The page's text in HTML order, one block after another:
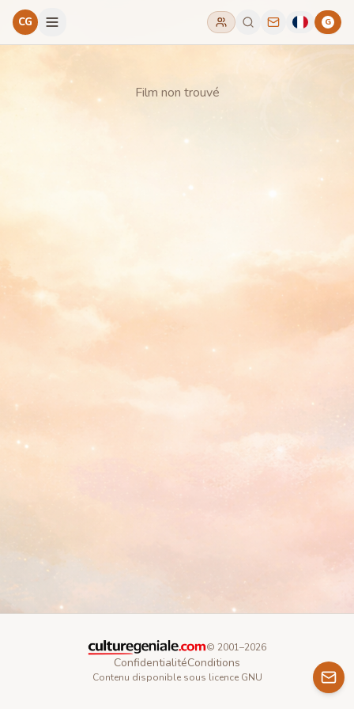
CG G
Film non trouvé
© 2001–2026
ConfidentialitéConditions
Contenu disponible sous licence GNU